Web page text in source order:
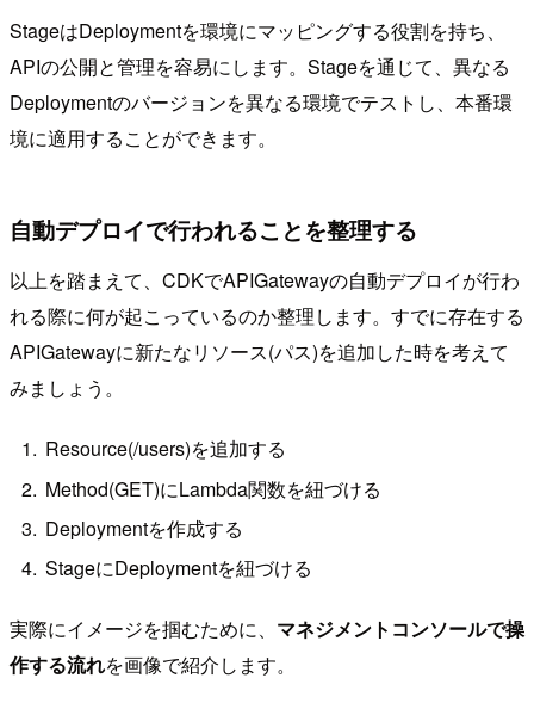
StageはDeploymentを環境にマッピングする役割を持ち、
APIの公開と管理を容易にします。Stageを通じて、異なる
Deploymentのバージョンを異なる環境でテストし、本番環
境に適用することができます。
自動デプロイで行われることを整理する
以上を踏まえて、CDKでAPIGatewayの自動デプロイが行わ
れる際に何が起こっているのか整理します。すでに存在する
APIGatewayに新たなリソース(パス)を追加した時を考えて
みましょう。
Resource(/users)を追加する
Method(GET)にLambda関数を紐づける
Deploymentを作成する
StageにDeploymentを紐づける
実際にイメージを掴むために、 マネジメントコンソールで操
作する流れを画像で紹介します。